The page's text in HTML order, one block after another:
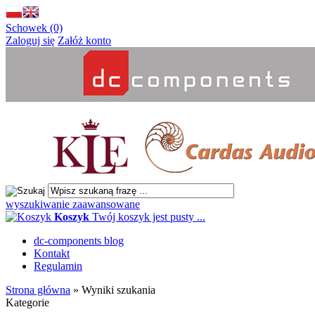
Schowek (0)
Zaloguj się Załóż konto
wyszukiwanie zaawansowane
Koszyk Twój koszyk jest pusty ...
dc-components blog
Kontakt
Regulamin
Strona główna » Wyniki szukania
Kategorie